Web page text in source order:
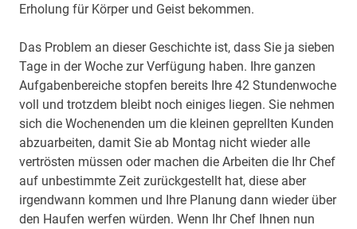
Erholung für Körper und Geist bekommen.
Das Problem an dieser Geschichte ist, dass Sie ja sieben
Tage in der Woche zur Verfügung haben. Ihre ganzen
Aufgabenbereiche stopfen bereits Ihre 42 Stundenwoche
voll und trotzdem bleibt noch einiges liegen. Sie nehmen
sich die Wochenenden um die kleinen geprellten Kunden
abzuarbeiten, damit Sie ab Montag nicht wieder alle
vertrösten müssen oder machen die Arbeiten die Ihr Chef
auf unbestimmte Zeit zurückgestellt hat, diese aber
irgendwann kommen und Ihre Planung dann wieder über
den Haufen werfen würden. Wenn Ihr Chef Ihnen nun